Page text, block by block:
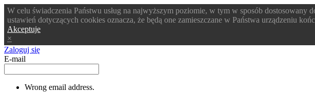
W celu świadczenia Państwu usług na najwyższym poziomie, w tym w sposób
ustawień dotyczących cookies oznacza, że będą one zamieszczane w Państwa urządzeniu
Akceptuje
×
Zaloguj się
E-mail
Wrong email address.